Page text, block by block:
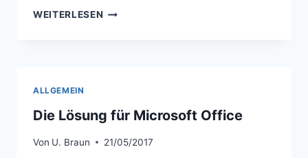
WEITERLESEN MIT
UND
EINFACH
EINE
ALLGEMEIN
Die Lösung für Microsoft Office
Von U. Braun 21/05/2017